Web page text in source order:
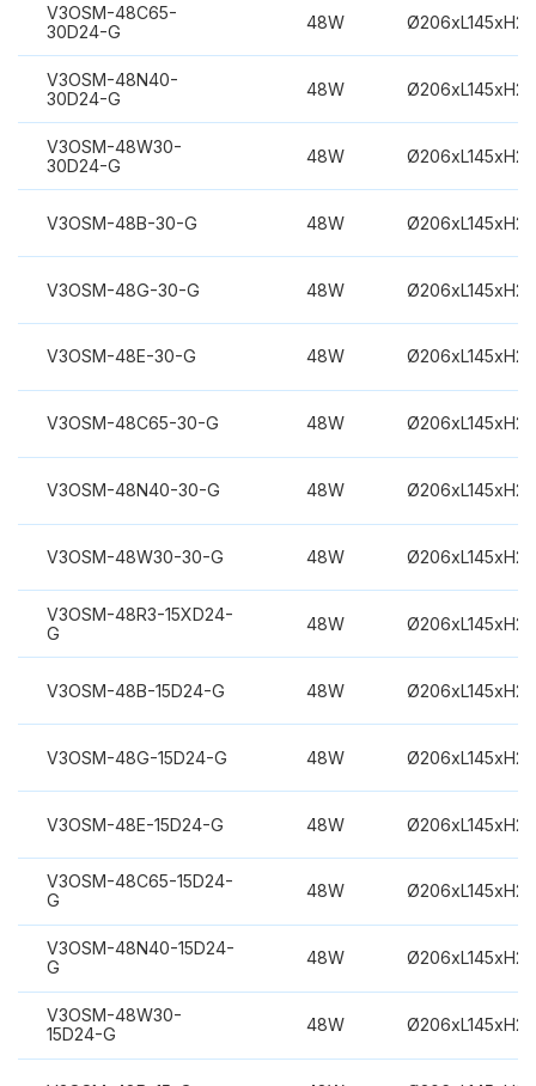
V3OSM-48C65-
30D24-G
48W
V3OSM-48N40-
30D24-G
48W
V3OSM-48W30-
30D24-G
48W
V3OSM-48B-30-G 48W
V3OSM-48G-30-G 48W
V3OSM-48E-30-G 48W
V3OSM-48C65-30-G 48W
V3OSM-48N40-30-G 48W
V3OSM-48W30-30-G 48W
V3OSM-48R3-15XD24-
G
48W
V3OSM-48B-15D24-G 48W
V3OSM-48G-15D24-G 48W
V3OSM-48E-15D24-G 48W
V3OSM-48C65-15D24-
G
48W
V3OSM-48N40-15D24-
G
48W
V3OSM-48W30-
15D24-G
48W